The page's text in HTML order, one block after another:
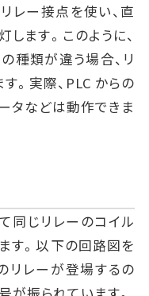
レー接点を使い、直
ます。このように、
種類が違う場合、リ
。実際、PLC からの
タなどは動作できま
同じリレーのコイル
す。以下の回路図を
リレーが登場するの